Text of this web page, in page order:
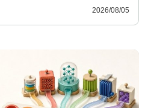
2026/08/05